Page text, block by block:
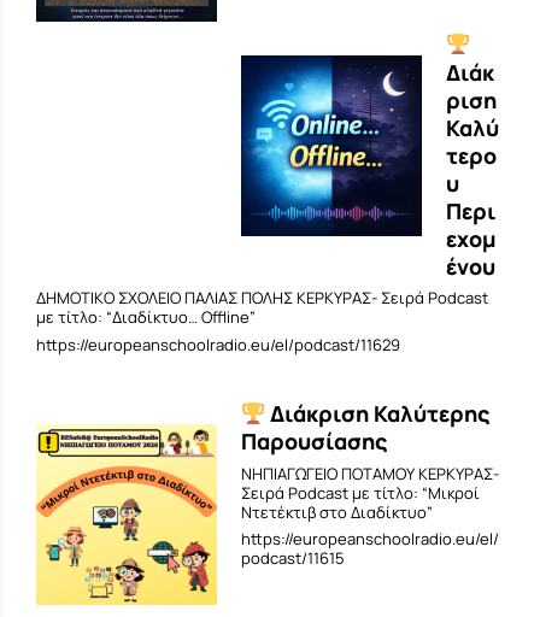
Διάκ
ριση
Καλύ
τερο
υ
Περι
εχομ
ένου
ΔΗΜΟΤΙΚΟ ΣΧΟΛΕΙΟ ΠΑΛΙΑΣ ΠΟΛΗΣ ΚΕΡΚΥΡΑΣ- Σειρά Podcast
με τίτλο: “Διαδίκτυο… Offline”
https://europeanschoolradio.eu/el/podcast/11629
Διάκριση Καλύτερης
Παρουσίασης
ΝΗΠΙΑΓΩΓΕΙΟ ΠΟΤΑΜΟΥ ΚΕΡΚΥΡΑΣ-
Σειρά Podcast με τίτλο: “Μικροί
Ντετέκτιβ στο Διαδίκτυο”
https://europeanschoolradio.eu/el/
podcast/11615